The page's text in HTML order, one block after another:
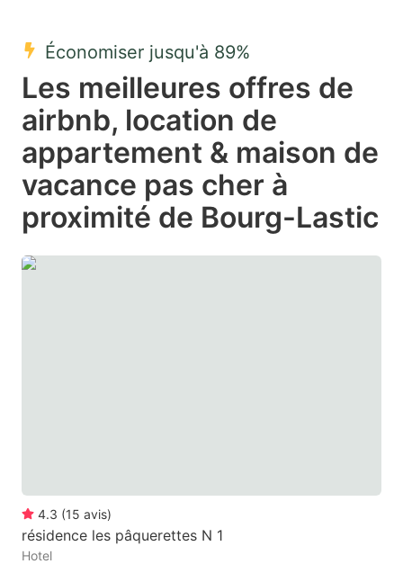
select
date.
Press
question
mark
key
select
a
date.
Press
question
mark
key
Économiser jusqu'à 89%
Les meilleures offres de
airbnb, location de
appartement & maison de
vacance pas cher à
proximité de Bourg-Lastic
4.3 (15 avis)
résidence les pâquerettes N 1
Hotel